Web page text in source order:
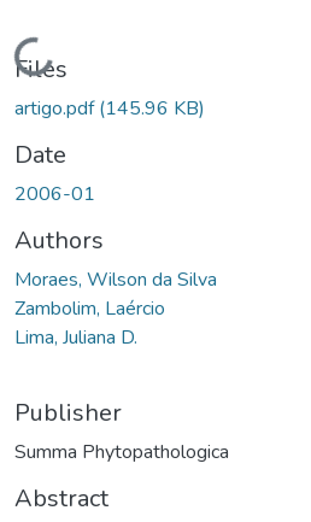
Loading...
Files
artigo.pdf(145.96 KB)
Date
2006-01
Authors
Moraes, Wilson da Silva
Zambolim, Laércio
Lima, Juliana D.
Publisher
Summa Phytopathologica
Abstract